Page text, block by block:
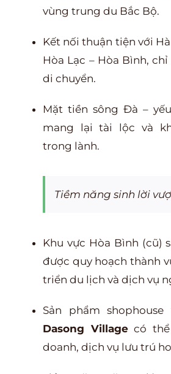
vùng trung du Bắc Bộ.
Kết nối thuận tiện với
Hòa Lạc – Hòa Bình,
di chuyển.
Mặt tiền sông Đà –
mang lại tài lộc và
trong lành.
Tiềm năng sinh lời
Khu vực Hòa Bình (cũ)
được quy hoạch thành
triển du lịch và dịch vụ
Sản phẩm
Dasong Villagecó thể
doanh, dịch vụ lưu trú